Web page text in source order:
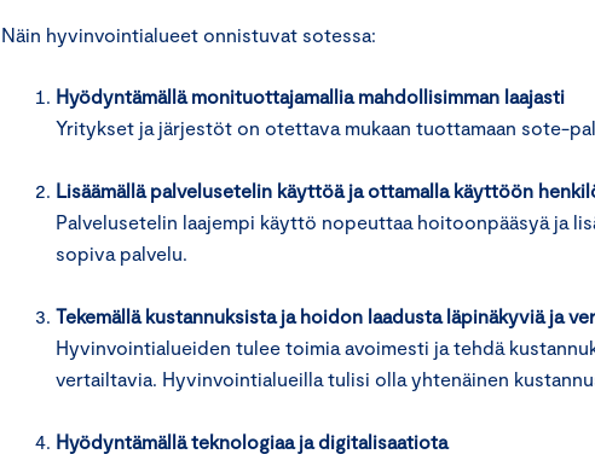
Näin hyvinvointialueet onnistuvat sotessa:
Hyödyntämällä monituottajamallia mahdollisimman laajasti
Yritykset ja järjestöt on otettava mukaan tuottamaan sote-
Lisäämällä palvelusetelin käyttöä ja ottamalla käyttöön
Palvelusetelin laajempi käyttö nopeuttaa hoitoonpääsyä ja
sopiva palvelu.
Tekemällä kustannuksista ja hoidon laadusta läpinäkyviä ja
Hyvinvointialueiden tulee toimia avoimesti ja tehdä
vertailtavia. Hyvinvointialueilla tulisi olla yhtenäinen
Hyödyntämällä teknologiaa ja digitalisaatiota